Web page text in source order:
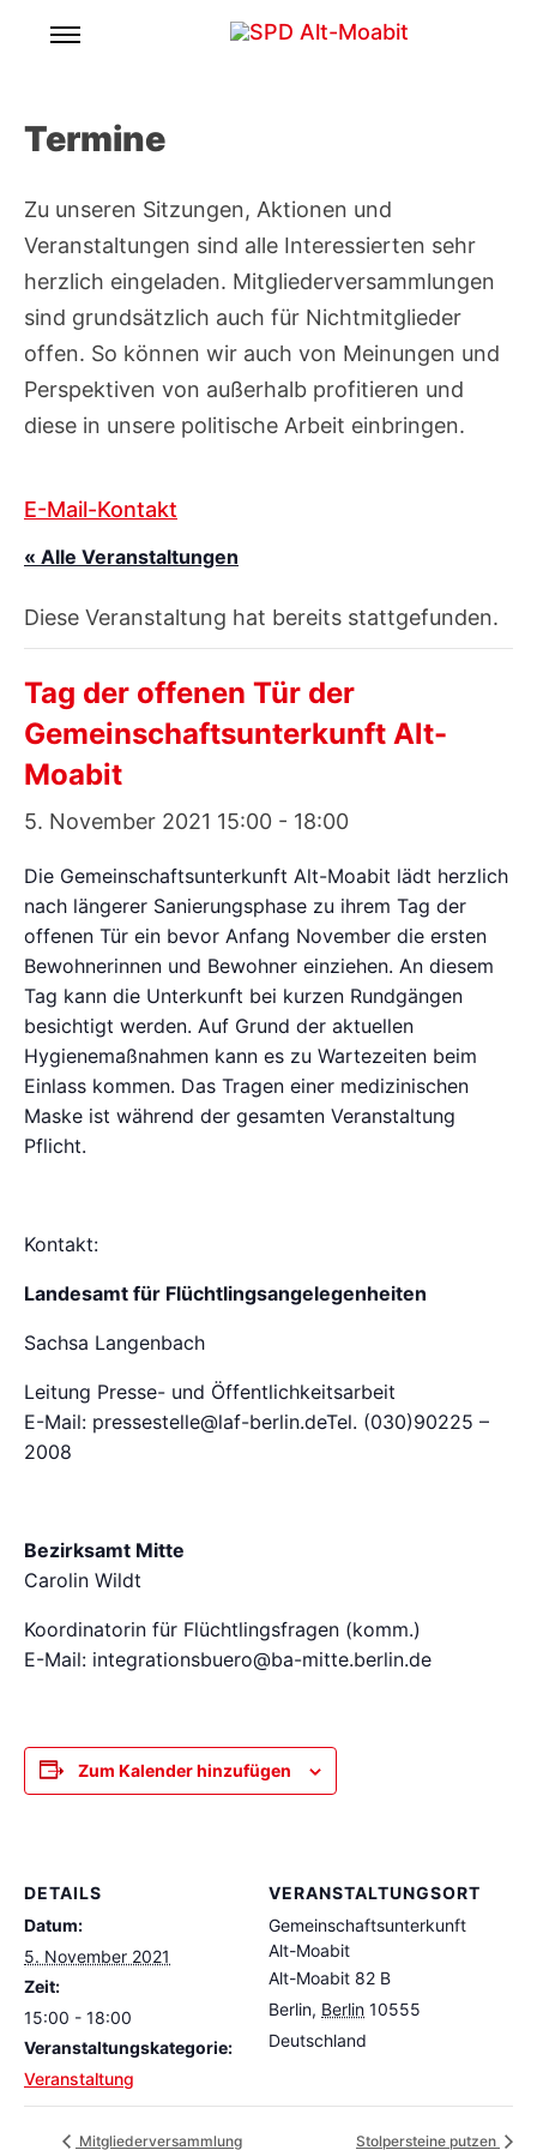
Termine
Zu unseren Sitzungen, Aktionen und
Veranstaltungen sind alle Interessierten sehr
herzlich eingeladen. Mitgliederversammlungen
sind grundsätzlich auch für Nichtmitglieder
offen. So können wir auch von Meinungen und
Perspektiven von außerhalb profitieren und
diese in unsere politische Arbeit einbringen.
E-Mail-Kontakt
« Alle Veranstaltungen
Diese Veranstaltung hat bereits stattgefunden.
Tag der offenen Tür der
Gemeinschaftsunterkunft Alt-
Moabit
5. November 2021 15:00 - 18:00
Die Gemeinschaftsunterkunft Alt-Moabit lädt herzlich
nach längerer Sanierungsphase zu ihrem Tag der
offenen Tür ein bevor Anfang November die ersten
Bewohnerinnen und Bewohner einziehen. An diesem
Tag kann die Unterkunft bei kurzen Rundgängen
besichtigt werden. Auf Grund der aktuellen
Hygienemaßnahmen kann es zu Wartezeiten beim
Einlass kommen. Das Tragen einer medizinischen
Maske ist während der gesamten Veranstaltung
Pflicht.
Kontakt:
Landesamt für Flüchtlingsangelegenheiten
Sachsa Langenbach
Leitung Presse- und Öffentlichkeitsarbeit
E-Mail: pressestelle@laf-berlin.deTel. (030)90225 –
2008
Bezirksamt Mitte
Carolin Wildt
Koordinatorin für Flüchtlingsfragen (komm.)
E-Mail: integrationsbuero@ba-mitte.berlin.de
Zum Kalender hinzufügen
DETAILS
Datum:
5. November 2021
Zeit:
15:00 - 18:00
Veranstaltungskategorie:
Veranstaltung
VERANSTALTUNGSORT
Gemeinschaftsunterkunft
Alt-Moabit
Alt-Moabit 82 B
Berlin, Berlin 10555
Deutschland
Mitgliederversammlung Stolpersteine putzen